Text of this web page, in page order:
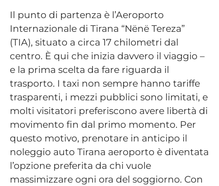
Il punto di partenza è l’Aeroporto
Internazionale di Tirana “Nënë Tereza”
(TIA), situato a circa 17 chilometri dal
centro. È qui che inizia davvero il viaggio –
e la prima scelta da fare riguarda il
trasporto. I taxi non sempre hanno tariffe
trasparenti, i mezzi pubblici sono limitati, e
molti visitatori preferiscono avere libertà di
movimento fin dal primo momento. Per
questo motivo, prenotare in anticipo il
noleggio auto Tirana aeroporto è diventata
l’opzione preferita da chi vuole
massimizzare ogni ora del soggiorno. Con